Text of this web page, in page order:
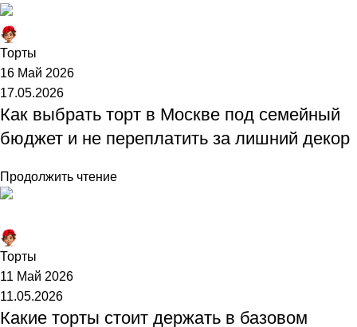
Торты
16 Май 2026
17.05.2026
Как выбрать торт в Москве под семейный
бюджет и не переплатить за лишний декор
Продолжить чтение
Торты
11 Май 2026
11.05.2026
Какие торты стоит держать в базовом